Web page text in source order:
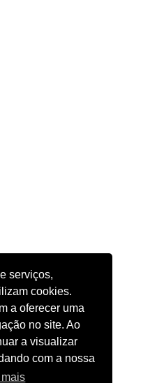
serviços,
cookies.
a oferecer uma
no site. Ao
a visualizar
com a nossa
mais